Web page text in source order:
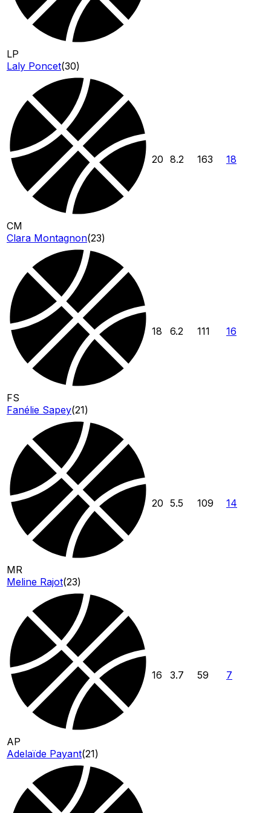
LP
Laly Poncet(30)
CM
Clara Montagnon(23)
20 8.2 163 18
FS
Fanélie Sapey(21)
18 6.2 111 16
MR
Meline Rajot(23)
20 5.5 109 14
AP
Adelaïde Payant(21)
16 3.7 59 7